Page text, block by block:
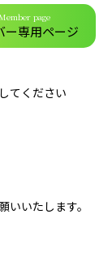
page
ー専用ページ
てください
いたします。